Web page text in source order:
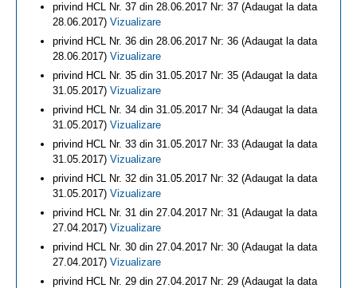
privind HCL Nr. 37 din 28.06.2017 Nr: 37 (Adaugat la data
28.06.2017) Vizualizare
privind HCL Nr. 36 din 28.06.2017 Nr: 36 (Adaugat la data
28.06.2017) Vizualizare
privind HCL Nr. 35 din 31.05.2017 Nr: 35 (Adaugat la data
31.05.2017) Vizualizare
privind HCL Nr. 34 din 31.05.2017 Nr: 34 (Adaugat la data
31.05.2017) Vizualizare
privind HCL Nr. 33 din 31.05.2017 Nr: 33 (Adaugat la data
31.05.2017) Vizualizare
privind HCL Nr. 32 din 31.05.2017 Nr: 32 (Adaugat la data
31.05.2017) Vizualizare
privind HCL Nr. 31 din 27.04.2017 Nr: 31 (Adaugat la data
27.04.2017) Vizualizare
privind HCL Nr. 30 din 27.04.2017 Nr: 30 (Adaugat la data
27.04.2017) Vizualizare
privind HCL Nr. 29 din 27.04.2017 Nr: 29 (Adaugat la data